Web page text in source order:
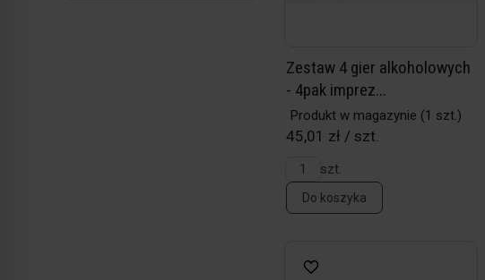
Zestaw 4 gier alkoholowych
- 4pak imprez...
Produkt w magazynie (1 szt.)
45,01 zł / szt.
szt.
Do koszyka